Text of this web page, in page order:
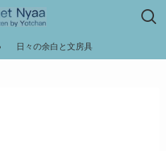
日々の余白と文房具